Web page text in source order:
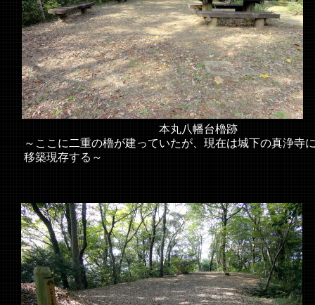
本丸八幡台櫓跡
～ここに二重の櫓が建っていたが、現在は城下の真浄寺
移築現存する～